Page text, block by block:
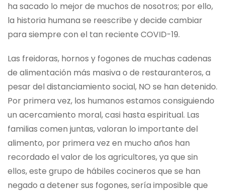
ha sacado lo mejor de muchos de nosotros; por ello,
la historia humana se reescribe y decide cambiar
para siempre con el tan reciente COVID-19.
Las freidoras, hornos y fogones de muchas cadenas
de alimentación más masiva o de restauranteros, a
pesar del distanciamiento social, NO se han detenido.
Por primera vez, los humanos estamos consiguiendo
un acercamiento moral, casi hasta espiritual. Las
familias comen juntas, valoran lo importante del
alimento, por primera vez en mucho años han
recordado el valor de los agricultores, ya que sin
ellos, este grupo de hábiles cocineros que se han
negado a detener sus fogones, sería imposible que